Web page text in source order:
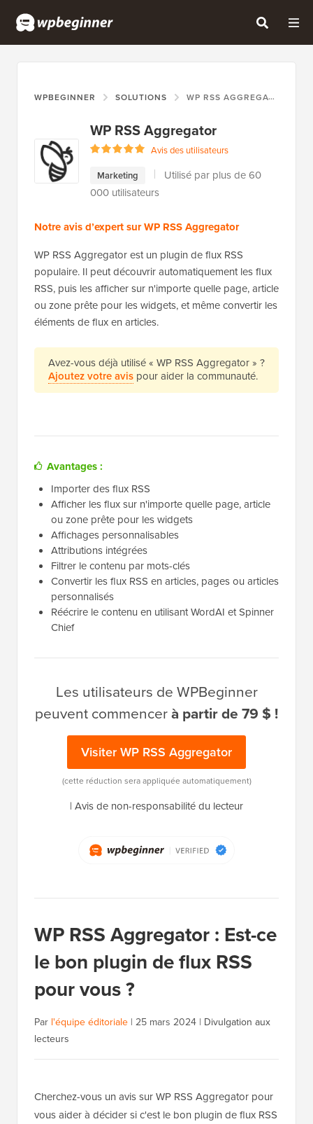
WPBEGINNER SOLUTIONS WP RSS AGGREGATOR
WP RSS Aggregator
Avis des utilisateurs
Marketing
Utilisé par plus de 60
000 utilisateurs
Notre avis d’expert sur WP RSS Aggregator
WP RSS Aggregator est un plugin de flux RSS
populaire. Il peut découvrir automatiquement les flux
RSS, puis les afficher sur n'importe quelle page, article
ou zone prête pour les widgets, et même convertir les
éléments de flux en articles.
Avez-vous déjà utilisé « WP RSS Aggregator » ?
Ajoutez votre avis pour aider la communauté.
Avantages :
Importer des flux RSS
Afficher les flux sur n'importe quelle page, article
ou zone prête pour les widgets
Affichages personnalisables
Attributions intégrées
Filtrer le contenu par mots-clés
Convertir les flux RSS en articles, pages ou articles
personnalisés
Réécrire le contenu en utilisant WordAI et Spinner
Chief
Les utilisateurs de WPBeginner
peuvent commencerà partir de 79 $ !
Visiter WP RSS Aggregator
(cette réduction sera appliquée automatiquement)
| Avis de non-responsabilité du lecteur
WP RSS Aggregator : Est-ce
le bon plugin de flux RSS
pour vous ?
Par l'équipe éditoriale | 25 mars 2024 | Divulgation aux
lecteurs
Cherchez-vous un avis sur WP RSS Aggregator pour
vous aider à décider si c'est le bon plugin de flux RSS